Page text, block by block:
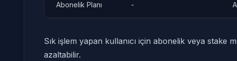
Abonelik Planı -
Sık işlem yapan kullanıcı için abonelik veya stake
azaltabilir.